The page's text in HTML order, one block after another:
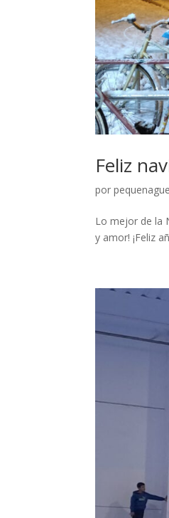
Feliz
por
Lo mejor de la
y amor! ¡Feliz